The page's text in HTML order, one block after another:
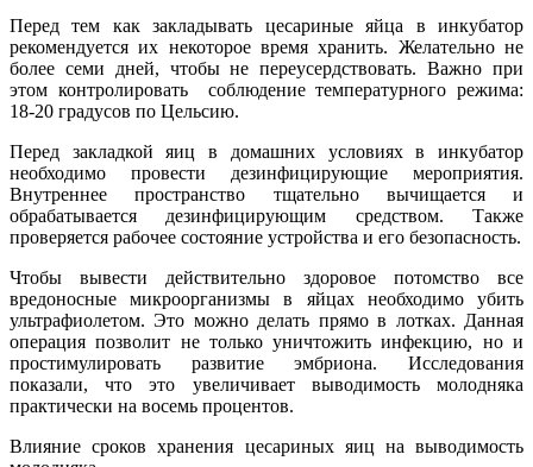
Перед тем как закладывать цесариные яйца в инкубатор
рекомендуется их некоторое время хранить. Желательно не
более семи дней, чтобы не переусердствовать. Важно при
этом контролировать соблюдение температурного режима:
18-20 градусов по Цельсию.
Перед закладкой яиц в домашних условиях в инкубатор
необходимо провести дезинфицирующие мероприятия.
Внутреннее пространство тщательно вычищается и
обрабатывается дезинфицирующим средством. Также
проверяется рабочее состояние устройства и его безопасность.
Чтобы вывести действительно здоровое потомство все
вредоносные микроорганизмы в яйцах необходимо убить
ультрафиолетом. Это можно делать прямо в лотках. Данная
операция позволит не только уничтожить инфекцию, но и
простимулировать развитие эмбриона. Исследования
показали, что это увеличивает выводимость молодняка
практически на восемь процентов.
Влияние сроков хранения цесариных яиц на выводимость